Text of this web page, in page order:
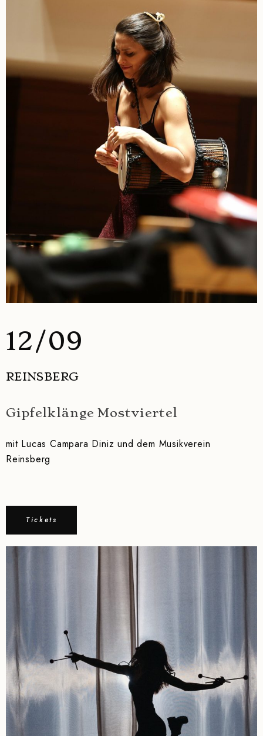
12/09
REINSBERG
Gipfelklänge Mostviertel
mit Lucas Campara Diniz und dem Musikverein
Reinsberg
Tickets